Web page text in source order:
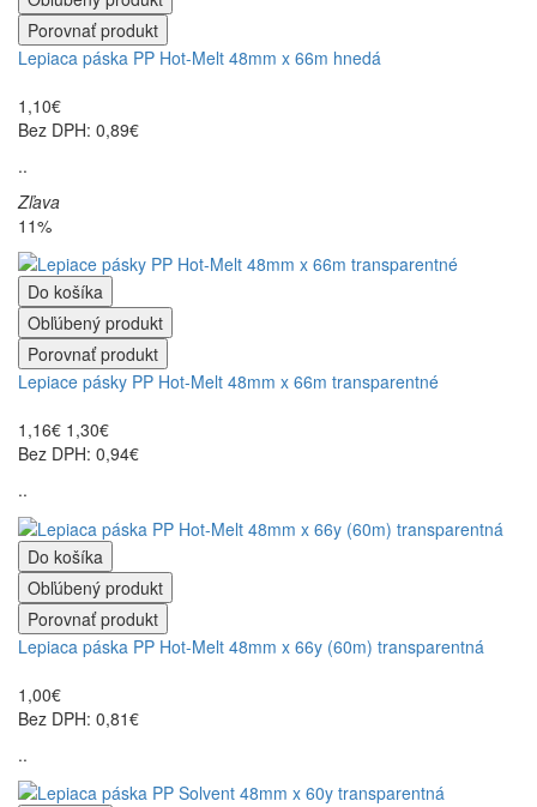
Porovnať produkt
Lepiaca páska PP Hot-Melt 48mm x 66m hnedá
1,10€
Bez DPH: 0,89€
..
Zľava
11%
Do košíka
Obľúbený produkt
Porovnať produkt
Lepiace pásky PP Hot-Melt 48mm x 66m transparentné
1,16€ 1,30€
Bez DPH: 0,94€
..
Do košíka
Obľúbený produkt
Porovnať produkt
Lepiaca páska PP Hot-Melt 48mm x 66y (60m) transparentná
1,00€
Bez DPH: 0,81€
..